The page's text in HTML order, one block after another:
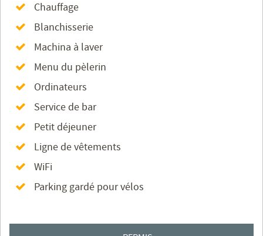
Chauffage
Blanchisserie
Machina à laver
Menu du pèlerin
Ordinateurs
Service de bar
Petit déjeuner
Ligne de vêtements
WiFi
Parking gardé pour vélos